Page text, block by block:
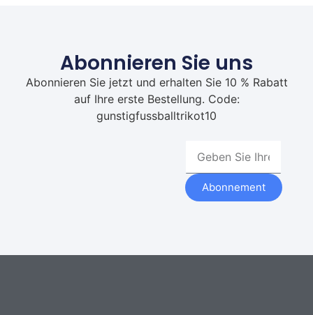
Abonnieren Sie uns
Abonnieren Sie jetzt und erhalten Sie 10 % Rabatt
auf Ihre erste Bestellung. Code:
gunstigfussballtrikot10
Abonnement